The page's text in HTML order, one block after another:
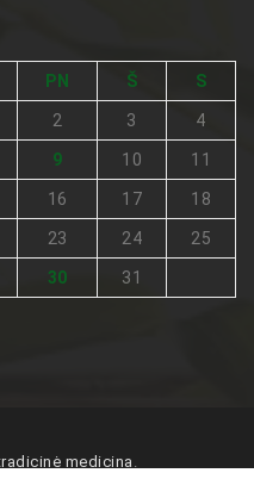
PN Š S
2 3 4
9 10 11
16 17 18
23 24 25
30 31
medicina